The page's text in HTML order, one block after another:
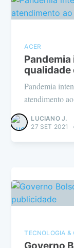
ACER
qualidade
Pandemia
atendimento
LUCIANO J.
27 SET 2021
TECNOLOGIA &